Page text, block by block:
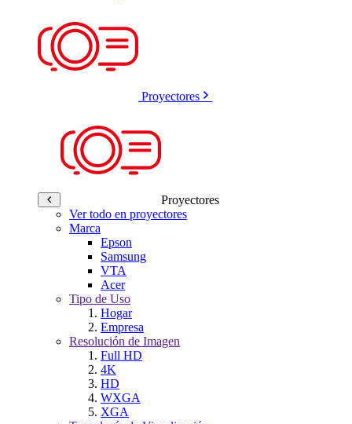
Proyectores
Proyectores
Ver todo en proyectores
Marca
Epson
Samsung
VTA
Acer
Tipo de Uso
Hogar
Empresa
Resolución de Imagen
Full HD
4K
HD
WXGA
XGA